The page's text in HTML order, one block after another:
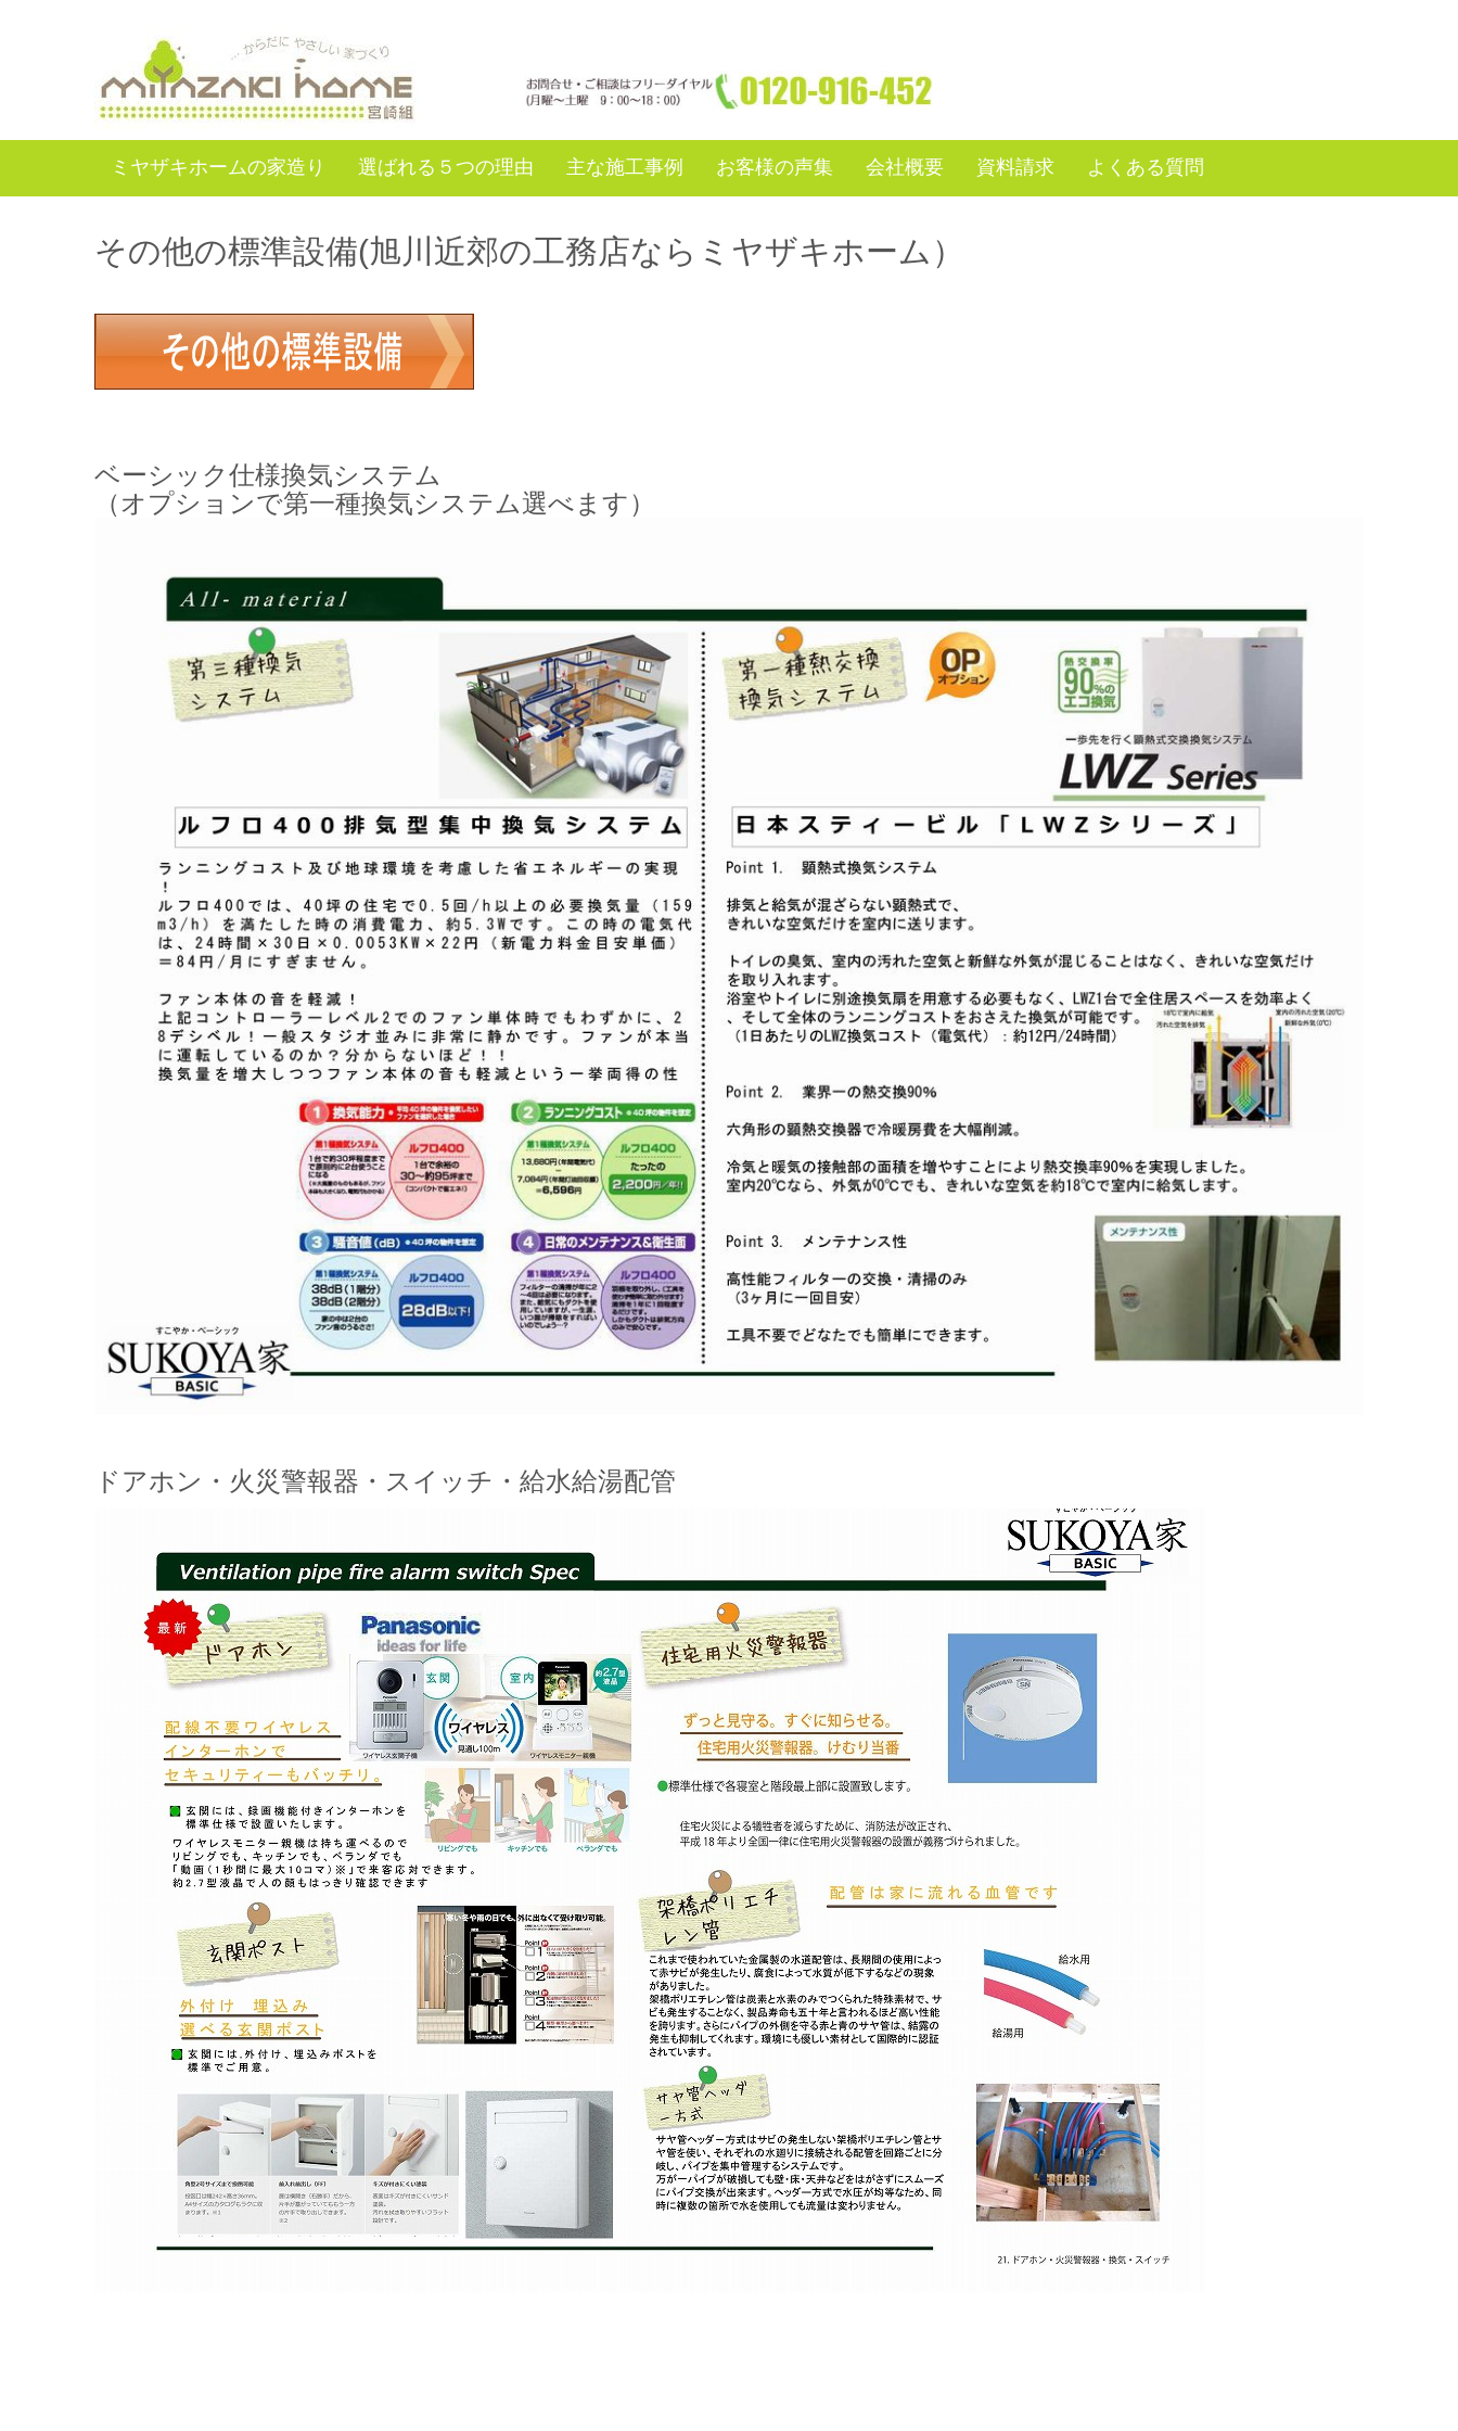
ミヤザキホームの家造り 選ばれる５つの理由 主な施工事例 お客様の声集 会社概要 資料請求 よくある質問
その他の標準設備(旭川近郊の工務店ならミヤザキホーム）
ベーシック仕様換気システム
（オプションで第一種換気システム選べます）
ドアホン・火災警報器・スイッチ・給水給湯配管